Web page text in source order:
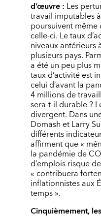
d’œuvre : Les
travail imputables
poursuivent
celle-ci. Le taux
niveaux antérieurs
plusieurs pays.
a été un peu plus
taux d’activité est
celui d’avant la
4 millions de
sera-t-il durable ?
divergent. Dans
Domash et Larry
différents
affirment que «
la pandémie de
d’emplois risque
« contribuera
inflationnistes aux
temps ».
Cinquièmement,